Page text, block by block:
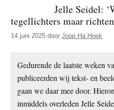
z
e
n
d
Jelle Seidel:
tegellichters maar
14 juni 2025 doorJoop Ha Hoek
Gedurende de laatste weken
publiceerden wij tekst- en
gaan we daar mee door.
inmiddels overleden Jelle